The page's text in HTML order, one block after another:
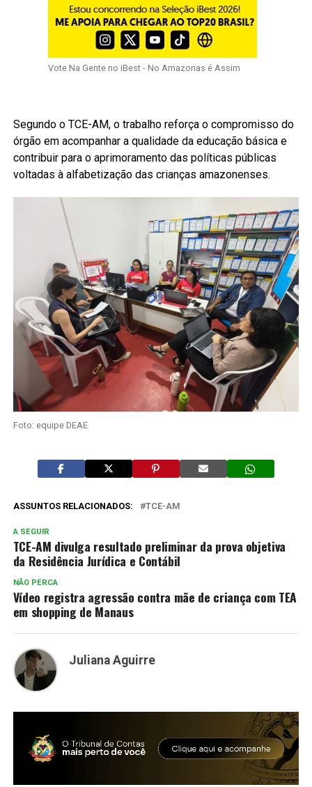
Vote Na Gente no iBest - No Amazonas é Assim
Segundo o TCE-AM, o trabalho reforça o compromisso do
órgão em acompanhar a qualidade da educação básica e
contribuir para o aprimoramento das políticas públicas
voltadas à alfabetização das crianças amazonenses.
Foto: equipe DEAE
ASSUNTOS RELACIONADOS: TCE-AM
A SEGUIR
TCE-AM divulga resultado preliminar da prova objetiva
da Residência Jurídica e Contábil
NÃO PERCA
Vídeo registra agressão contra mãe de criança com TEA
em shopping de Manaus
Juliana Aguirre